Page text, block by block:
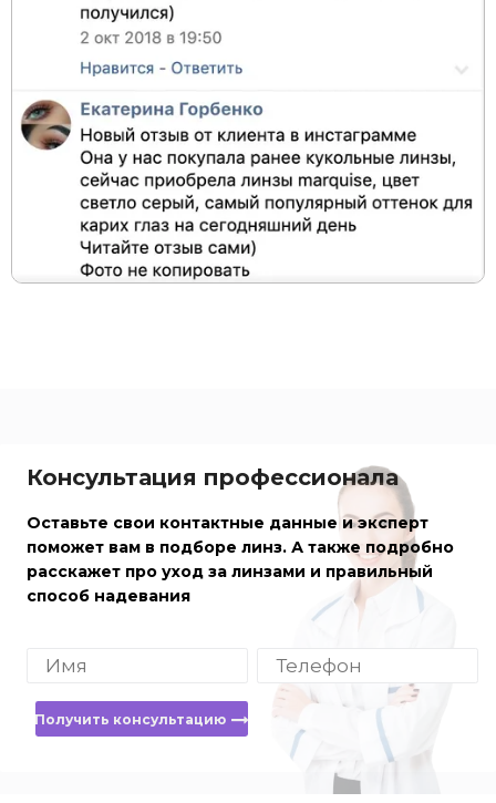
Консультация профессионала
Оставьте свои контактные данные и эксперт
поможет вам в подборе линз. А также подробно
расскажет про уход за линзами и правильный
способ надевания
Получить консультацию